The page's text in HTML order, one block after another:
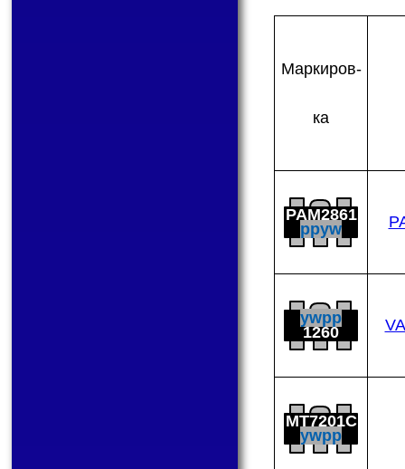
Мар­ки­ров­
ка
PAM2861
ppyw
ywpp
1260
MT7201C
ywpp